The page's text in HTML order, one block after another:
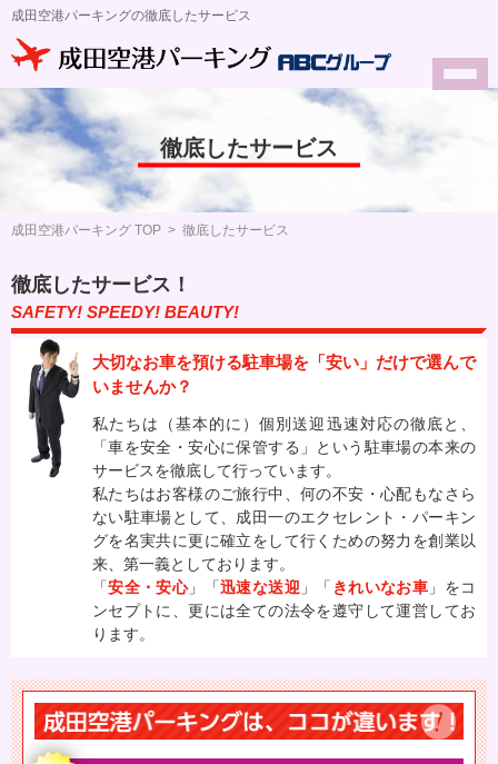
成田空港パーキングの徹底したサービス
徹底したサービス
成田空港パーキング TOP > 徹底したサービス
徹底したサービス！
SAFETY! SPEEDY! BEAUTY!
大切なお車を預ける駐車場を「安い」だけで選んで
いませんか？
私たちは（基本的に）個別送迎迅速対応の徹底と、
「車を安全・安心に保管する」という駐車場の本来の
サービスを徹底して行っています。
私たちはお客様のご旅行中、何の不安・心配もなさら
ない駐車場として、成田一のエクセレント・パーキン
グを名実共に更に確立をして行くための努力を創業以
来、第一義としております。
「安全・安心」「迅速な送迎 」「 きれいなお車 」をコ
ンセプトに、更には全ての法令を遵守して運営してお
ります。